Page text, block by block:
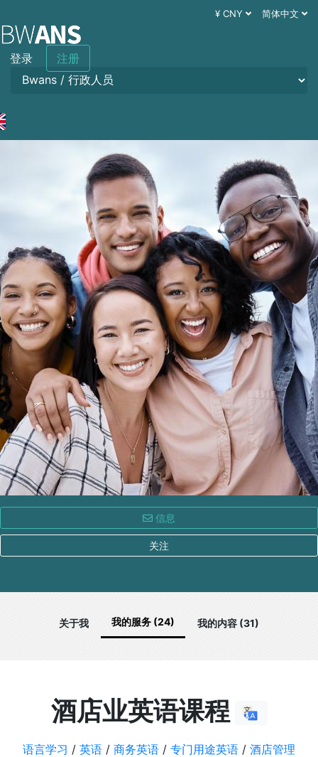
¥ CNY 简体中文
登录 注册
信息
关注
关于我 我的服务 (24) 我的内容 (31)
酒店业英语课程
语言学习 / 英语 / 商务英语 / 专门用途英语 / 酒店管理